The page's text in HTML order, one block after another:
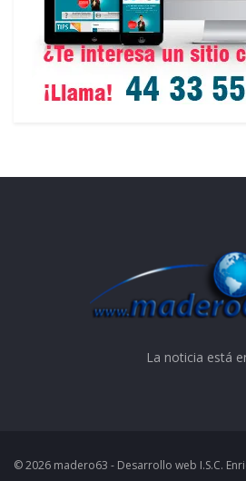
La noticia está
© 2026 madero63 - Desarrollo web I.S.C.